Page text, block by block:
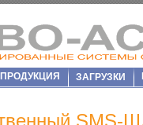
ПРОДУКЦИЯ ЗАГРУЗКИ